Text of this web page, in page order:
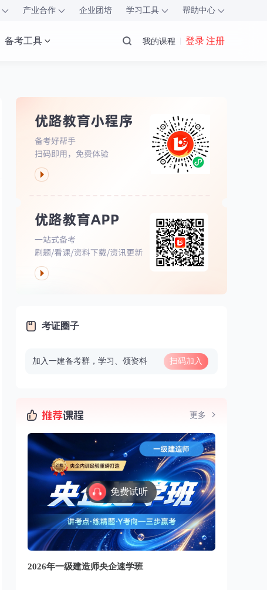
产业合作 企业团培 学习工具 帮助中心
备考工具 我的课程 登录 注册
考证圈子
加入一建备考群，学习、领资料 扫码加入
更多
免费试听
2026年一级建造师央企速学班